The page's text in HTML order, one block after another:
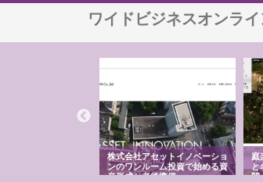
ワイドビジネスオンライ
株式会社アセットイノベーショ
ンのワンルーム投資で始める資
産形成と老後準備
庭
と
間